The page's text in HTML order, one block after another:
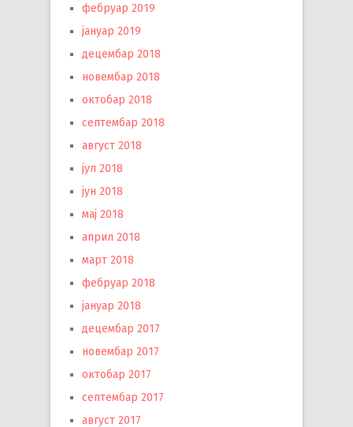
фебруар 2019
јануар 2019
децембар 2018
новембар 2018
октобар 2018
септембар 2018
август 2018
јул 2018
јун 2018
мај 2018
април 2018
март 2018
фебруар 2018
јануар 2018
децембар 2017
новембар 2017
октобар 2017
септембар 2017
август 2017